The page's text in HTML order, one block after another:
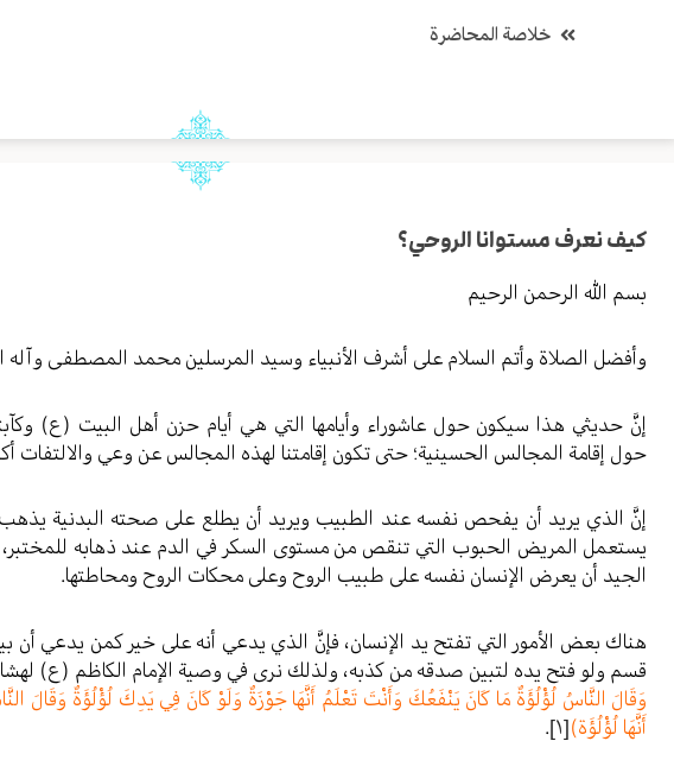
خلاصة المحاضرة
كيف نعرف مستوانا الروحي؟
بسم الله الرحمن الرحيم
وأفضل الصلاة وأتم السلام على أشرف الأنبياء وسيد المرسلين محمد المصطفى وآله
إنَّ حديثي هذا سيكون حول عاشوراء وأيامها التي هي أيام حزن أهل البيت (ع)
حول إقامة المجالس الحسينية؛ حتى تكون إقامتنا لهذه المجالس عن وعي والالتفات
إنَّ الذي يريد أن يفحص نفسه عند الطبيب ويريد أن يطلع على صحته البدنية
يستعمل المريض الحبوب التي تنقص من مستوى السكر في الدم عند ذهابه للمختبر،
الجيد أن يعرض الإنسان نفسه على طبيب الروح وعلى محكات الروح ومحاطتها.
هناك بعض الأمور التي تفتح يد الإنسان، فإنَّ الذي يدعي أنه على خير كمن يدعي
قسم ولو فتح يده لتبين صدقه من كذبه، ولذلك نرى في وصية الإمام الكاظم (ع)
وَقَالَ النَّاسُ لُؤْلُؤَةٌ مَا كَانَ يَنْفَعُكَ وَأَنْتَ تَعْلَمُ أَنَّهَا جَوْزَةٌ وَلَوْ كَانَ فِي يَدِكَ لُؤْلُؤَةٌ وَقَالَ
أَنَّهَا لُؤْلُؤَة)[١] .